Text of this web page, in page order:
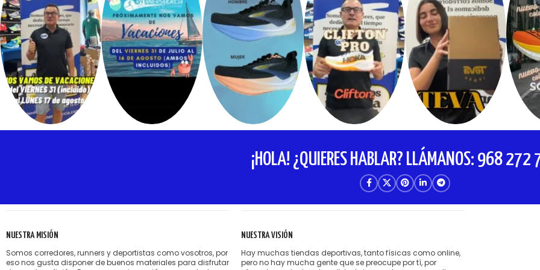
¡HOLA! ¿QUIERES HABLAR? LLÁMANOS: 968 272
NUESTRA MISIÓN
Somos corredores, runners y deportistas como vosotros, por
eso nos gusta disponer de buenos materiales para disfrutar
NUESTRA VISIÓN
Hay muchas tiendas deportivas, tanto físicas como online,
pero no hay mucha gente que se preocupe por tí, por